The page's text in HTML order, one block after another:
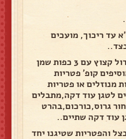
5 תפו"א עד ריכוך, מועכים
מטגנים בצל גדול קצוץ עם 3 כפות שמן
קופ' פטריות
מנוזלים או פטריות
לטגן עוד דקה,מתבלים
גרוס,כורכום,בהרט
עוד דקה שתיים..
והפטריות שטיגנו יחד